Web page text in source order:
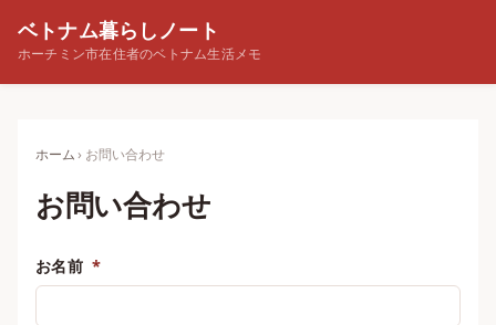
ベトナム暮らしノート
ホーチミン市在住者のベトナム生活メモ
ホーム お問い合わせ
お問い合わせ
お名前 *